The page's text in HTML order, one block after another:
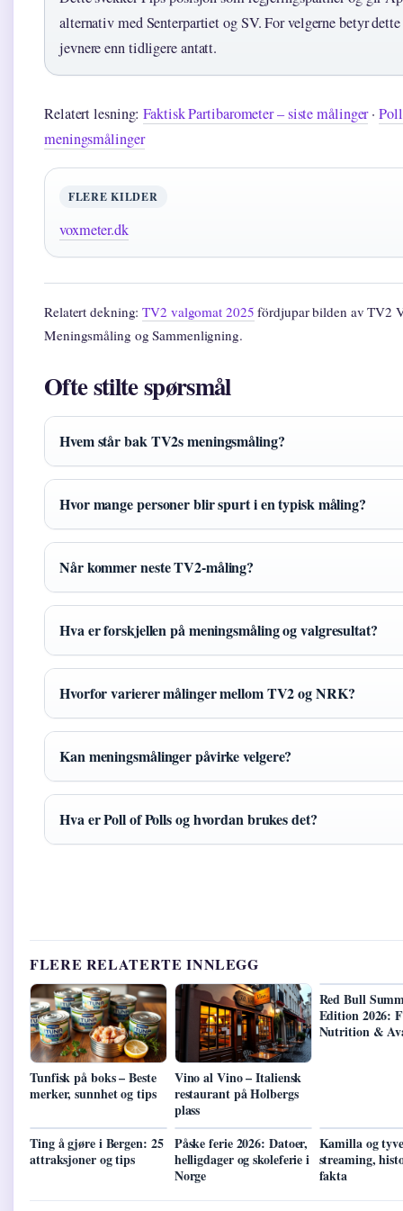
alternativ med Senterpartiet og SV. For velgerne betyr
jevnere enn tidligere antatt.
Relatert lesning:Faktisk Partibarometer – siste målinger·
meningsmålinger
FLERE KILDER
voxmeter.dk
Relatert dekning:TV2 valgomat 2025 fördjupar bilden av TV2
Meningsmåling og Sammenligning.
Ofte stilte spørsmål
Hvem står bak TV2s meningsmåling?
Hvor mange personer blir spurt i en typisk måling?
Når kommer neste TV2-måling?
Hva er forskjellen på meningsmåling og valgresultat?
Hvorfor varierer målinger mellom TV2 og NRK?
Kan meningsmålinger påvirke velgere?
Hva er Poll of Polls og hvordan brukes det?
FLERE RELATERTE INNLEGG
Tunfisk på boks – Beste
merker, sunnhet og tips
Vino al Vino – Italiensk
restaurant på Holbergs
plass
Red Bull
Edition 2026:
Nutrition &
Ting å gjøre i Bergen: 25
attraksjoner og tips
Påske ferie 2026: Datoer,
helligdager og skoleferie i
Norge
Kamilla og
streaming,
fakta